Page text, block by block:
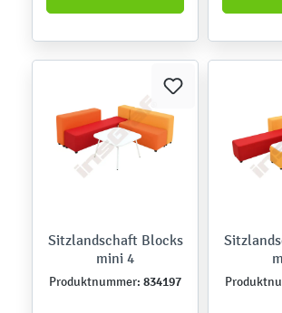
Sitzlandschaft Blocks
mini 4
Produktnummer: 834197